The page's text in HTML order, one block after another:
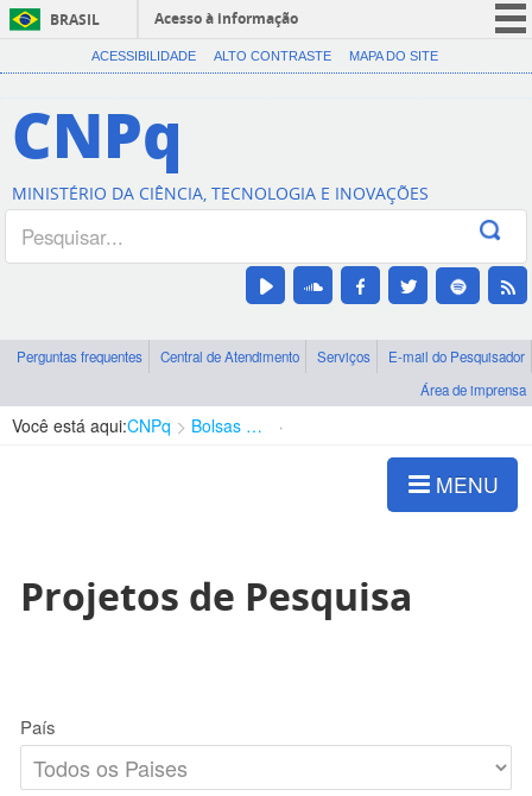
BRASIL
Acesso à informação
CORONAVÍRUS (COVID-19)
Canais
ACESSIBILIDADE ALTO CONTRASTE MAPA DO SITE
CNPq
MINISTÉRIO DA CIÊNCIA, TECNOLOGIA E INOVAÇÕES
Perguntas frequentes Central de Atendimento Serviços
E-mail do Pesquisador
Área de imprensa
Você está aqui:CNPq Bolsas e Auxílios Vigentes
MENU
Projetos de Pesquisa
País